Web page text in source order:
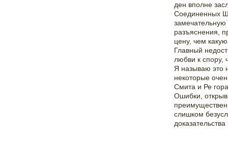
ден вполне
Соединенных
разъяснения,
цену, чем
Главный
любви к
Я называю это
некоторые
Смита и Ре
Ошибки,
слишком